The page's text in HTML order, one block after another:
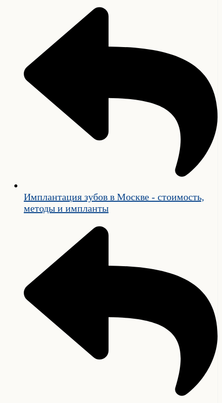
Имплантация зубов в Москве - стоимость,
методы и импланты